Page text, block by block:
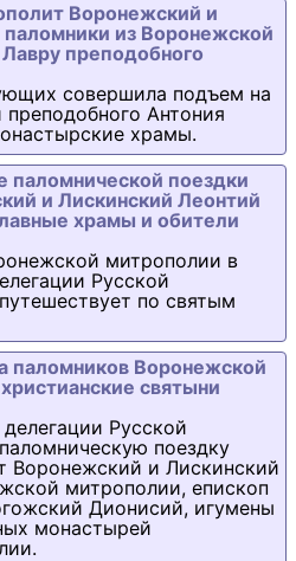
Воронежский и
из Воронежской
преподобного
совершила подъем на
Антония
храмы.
паломнической поездки
и Лискинский Леонтий
храмы и обители
митрополии в
Русской
по святым
паломников Воронежской
святыни
Русской
поездку
Воронежский и Лискинский
митрополии, епископ
Дионисий, игумены
монастырей